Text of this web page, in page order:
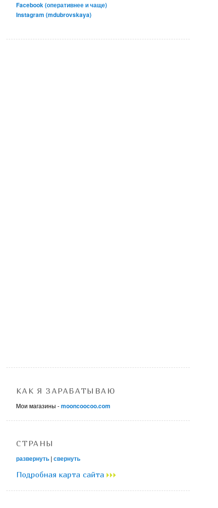
Facebook (оперативнее и чаще)
Instagram (mdubrovskaya)
КАК Я ЗАРАБАТЫВАЮ
Мои магазины -mooncoocoo.com
СТРАНЫ
развернуть |свернуть
Подробная карта сайта